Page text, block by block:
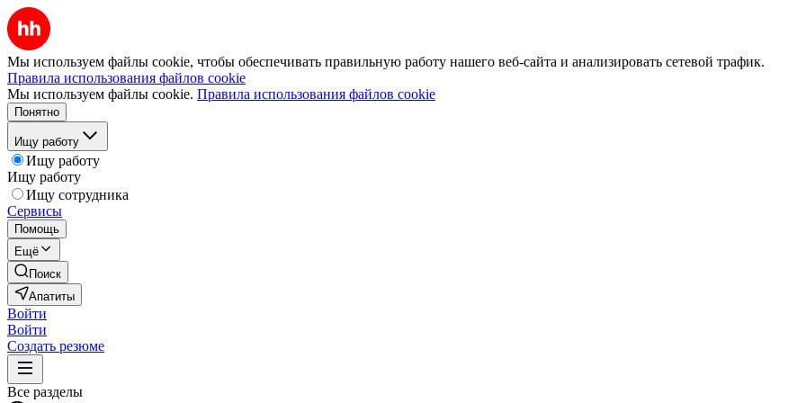
Мы используем файлы cookie, чтобы обеспечивать правильную работу нашего веб-сайта и анализировать сетевой трафик.
Правила использования файлов cookie
Мы используем файлы cookie. Правила использования файлов cookie
Понятно
Ищу работу
Ищу работу
Ищу работу
Ищу сотрудника
Сервисы
Помощь
Ещё
Поиск
Апатиты
Войти
Войти
Создать резюме
Все разделы